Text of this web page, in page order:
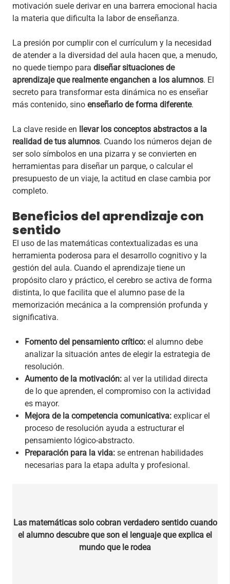
motivación suele derivar en una barrera emocional hacia
la materia que dificulta la labor de enseñanza.
La presión por cumplir con el currículum y la necesidad
de atender a la diversidad del aula hacen que, a menudo,
no quede tiempo para diseñar situaciones de
aprendizaje que realmente enganchen a los alumnos. El
secreto para transformar esta dinámica no es enseñar
más contenido, sino enseñarlo de forma diferente.
La clave reside en llevar los conceptos abstractos a la
realidad de tus alumnos. Cuando los números dejan de
ser solo símbolos en una pizarra y se convierten en
herramientas para diseñar un parque, o calcular el
presupuesto de un viaje, la actitud en clase cambia por
completo.
Beneficios del aprendizaje con
sentido
El uso de las matemáticas contextualizadas es una
herramienta poderosa para el desarrollo cognitivo y la
gestión del aula. Cuando el aprendizaje tiene un
propósito claro y práctico, el cerebro se activa de forma
distinta, lo que facilita que el alumno pase de la
memorización mecánica a la comprensión profunda y
significativa.
Fomento del pensamiento crítico: el alumno debe
analizar la situación antes de elegir la estrategia de
resolución.
Aumento de la motivación: al ver la utilidad directa
de lo que aprenden, el compromiso con la actividad
es mayor.
Mejora de la competencia comunicativa: explicar el
proceso de resolución ayuda a estructurar el
pensamiento lógico-abstracto.
Preparación para la vida: se entrenan habilidades
necesarias para la etapa adulta y profesional.
Las matemáticas solo cobran verdadero sentido cuando
el alumno descubre que son el lenguaje que explica el
mundo que le rodea